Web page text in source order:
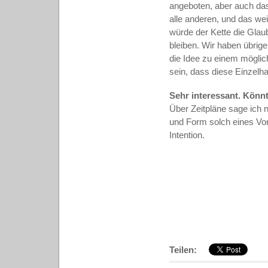
angeboten, aber auch
alle anderen, und das
würde der Kette die
bleiben. Wir haben
die Idee zu einem
sein, dass diese
Sehr interessant.
Über Zeitpläne sage ich
und Form solch eines
Intention.
Teilen: